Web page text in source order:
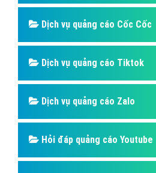
Dịch vụ quảng cáo Cốc Cốc
Dịch vụ quảng cáo Tiktok
Dịch vụ quảng cáo Zalo
Hỏi đáp quảng cáo Youtube